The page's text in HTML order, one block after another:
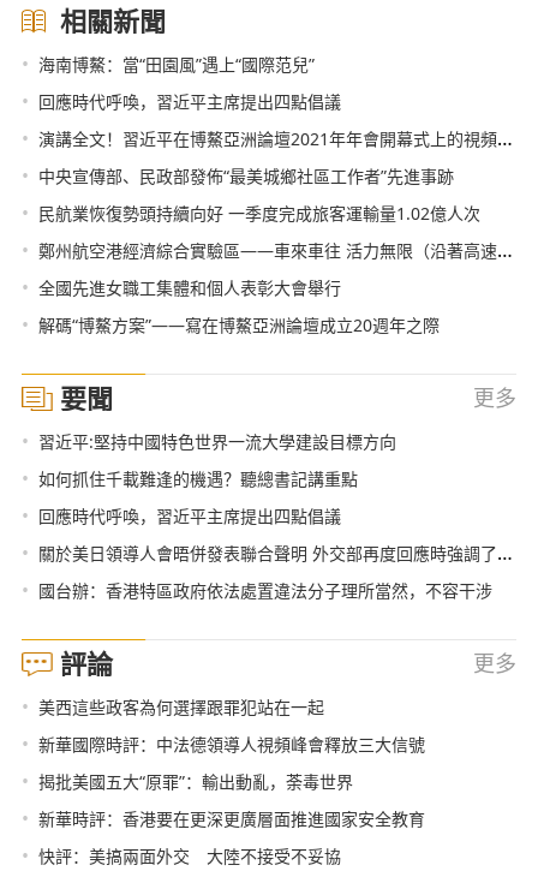
相關新聞
• 海南博鰲：當“田園風”遇上“國際范兒”
• 回應時代呼喚，習近平主席提出四點倡議
• 演講全文！習近平在博鰲亞洲論壇2021年年會開幕式上的視頻主旨演講
• 中央宣傳部、民政部發佈“最美城鄉社區工作者”先進事跡
• 民航業恢復勢頭持續向好 一季度完成旅客運輸量1.02億人次
• 鄭州航空港經濟綜合實驗區——車來車往 活力無限（沿著高速看中國）
• 全國先進女職工集體和個人表彰大會舉行
• 解碼“博鰲方案”——寫在博鰲亞洲論壇成立20週年之際
要聞 更多
• 習近平:堅持中國特色世界一流大學建設目標方向
• 如何抓住千載難逢的機遇？聽總書記講重點
• 回應時代呼喚，習近平主席提出四點倡議
• 關於美日領導人會晤併發表聯合聲明 外交部再度回應時強調了這三點
• 國台辦：香港特區政府依法處置違法分子理所當然，不容干涉
評論 更多
• 美西這些政客為何選擇跟罪犯站在一起
• 新華國際時評：中法德領導人視頻峰會釋放三大信號
• 揭批美國五大“原罪”：輸出動亂，荼毒世界
• 新華時評：香港要在更深更廣層面推進國家安全教育
• 快評：美搞兩面外交 大陸不接受不妥協